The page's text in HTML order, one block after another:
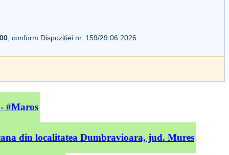
, conform Dispoziției nr. 159/29.06.2026.
#Maros
din localitatea Dumbravioara, jud. Mures